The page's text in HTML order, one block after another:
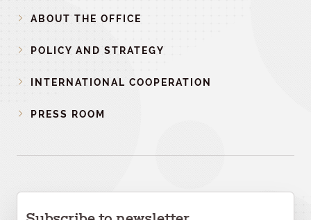
ABOUT THE OFFICE
POLICY AND STRATEGY
INTERNATIONAL COOPERATION
PRESS ROOM